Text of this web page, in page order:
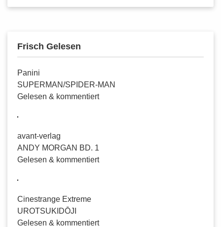
Frisch Gelesen
Panini
SUPERMAN/SPIDER-MAN
Gelesen & kommentiert
avant-verlag
ANDY MORGAN BD. 1
Gelesen & kommentiert
Cinestrange Extreme
UROTSUKIDŌJI
Gelesen & kommentiert